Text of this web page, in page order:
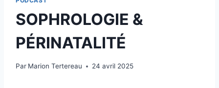
SOPHROLOGIE &
PÉRINATALITÉ
Par Marion Tertereau 24 avril 2025